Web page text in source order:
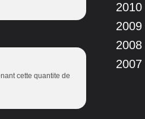
cette quantite de
2010
2009
2008
2007